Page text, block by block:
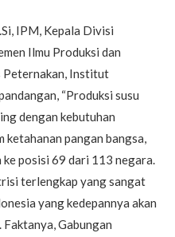
IPM, Kepala Divisi
Ilmu Produksi dan
Peternakan, Institut
“Produksi susu
dengan kebutuhan
ketahanan pangan bangsa,
posisi 69 dari 113 negara.
terlengkap yang sangat
yang kedepannya akan
Faktanya, Gabungan